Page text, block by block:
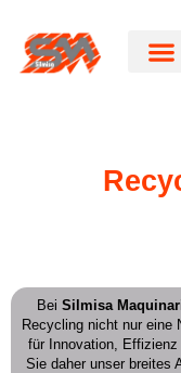
Bei Silmisa
Recycling nicht nur eine
für Innovation,
Sie daher unser breites